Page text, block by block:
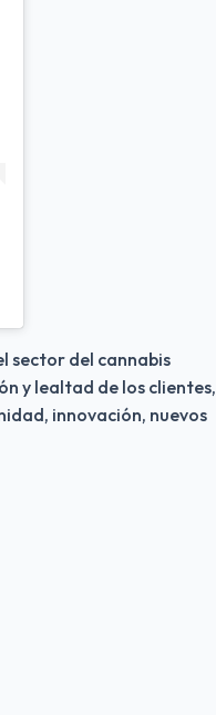
sector del cannabis
y lealtad de los clientes,
innovación, nuevos